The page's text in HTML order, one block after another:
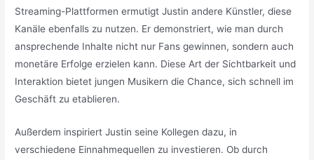
Streaming-Plattformen ermutigt Justin andere Künstler, diese
Kanäle ebenfalls zu nutzen. Er demonstriert, wie man durch
ansprechende Inhalte nicht nur Fans gewinnen, sondern auch
monetäre Erfolge erzielen kann. Diese Art der Sichtbarkeit und
Interaktion bietet jungen Musikern die Chance, sich schnell im
Geschäft zu etablieren.
Außerdem inspiriert Justin seine Kollegen dazu, in
verschiedene Einnahmequellen zu investieren. Ob durch